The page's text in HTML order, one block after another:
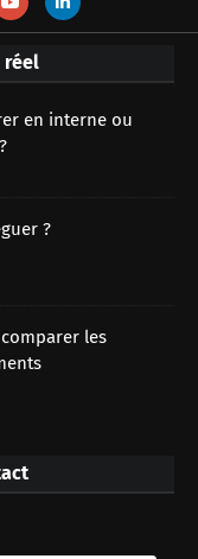
réel
en interne ou
?
les